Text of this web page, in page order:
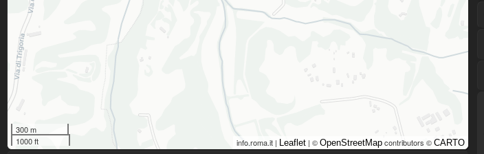
300 m
1000 ft
info.roma.it | Leaflet | © OpenStreetMap contributors © CARTO